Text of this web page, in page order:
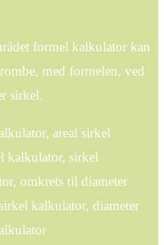
formel kalkulator kan
med formelen, ved
sirkel.
areal sirkel
kalkulator, sirkel
omkrets til diameter
kalkulator, diameter